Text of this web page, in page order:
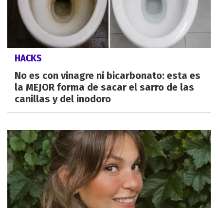
HACKS
No es con vinagre ni bicarbonato: esta es
la MEJOR forma de sacar el sarro de las
canillas y del inodoro